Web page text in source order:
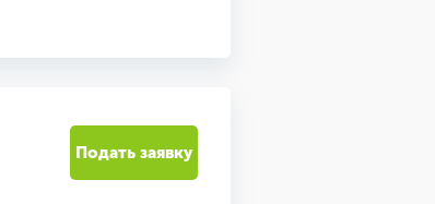
Подать заявку